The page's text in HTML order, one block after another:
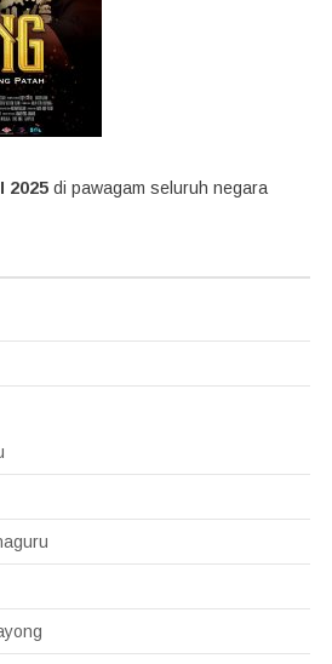
2025di pawagam seluruh negara